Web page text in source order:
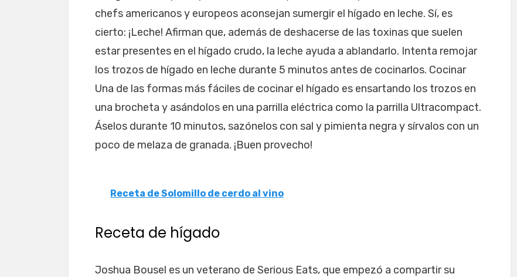
chefs americanos y europeos aconsejan sumergir el hígado en leche. Sí, es
cierto: ¡Leche! Afirman que, además de deshacerse de las toxinas que suelen
estar presentes en el hígado crudo, la leche ayuda a ablandarlo. Intenta remojar
los trozos de hígado en leche durante 5 minutos antes de cocinarlos. Cocinar
Una de las formas más fáciles de cocinar el hígado es ensartando los trozos en
una brocheta y asándolos en una parrilla eléctrica como la parrilla Ultracompact.
Áselos durante 10 minutos, sazónelos con sal y pimienta negra y sírvalos con un
poco de melaza de granada. ¡Buen provecho!
Receta de Solomillo de cerdo al vino
Receta de hígado
Joshua Bousel es un veterano de Serious Eats, que empezó a compartir su